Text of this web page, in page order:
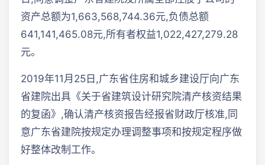
资产总额为1,663,568,744.36元,负债总额
641,141,465.08元,所有者权益1,022,427,279.28
元。
2019年11月25日,广东省住房和城乡建设厅向广东
省建院出具《关于省建筑设计研究院清产核资结果
的复函》,确认清产核资报告经报省财政厅核准,同
意广东省建院按规定办理调整事项和按规定程序做
好整体改制工作。